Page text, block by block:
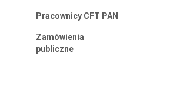
Pracownicy CFT PAN
Zamówienia
publiczne